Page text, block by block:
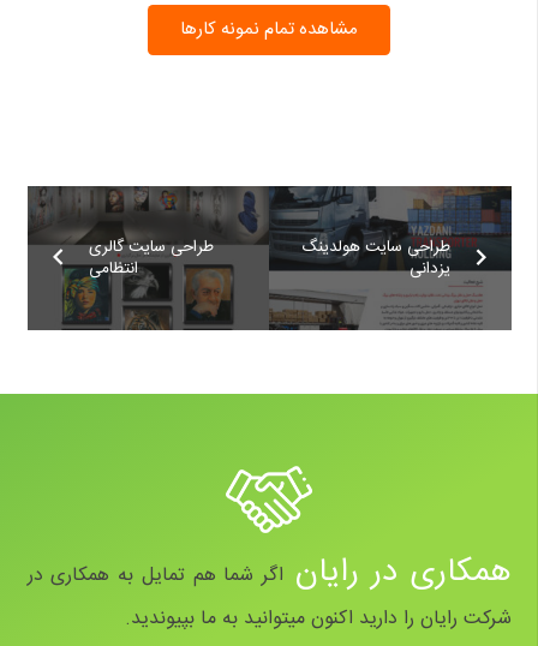
مشاهده تمام نمونه کارها
طراحی سایت گالری
انتظامی
طراحی سایت هولدینگ
یزدانی
همکاری در رایان اگر شما هم تمایل به همکاری در
شرکت رایان را دارید اکنون میتوانید به ما بپیوندید.